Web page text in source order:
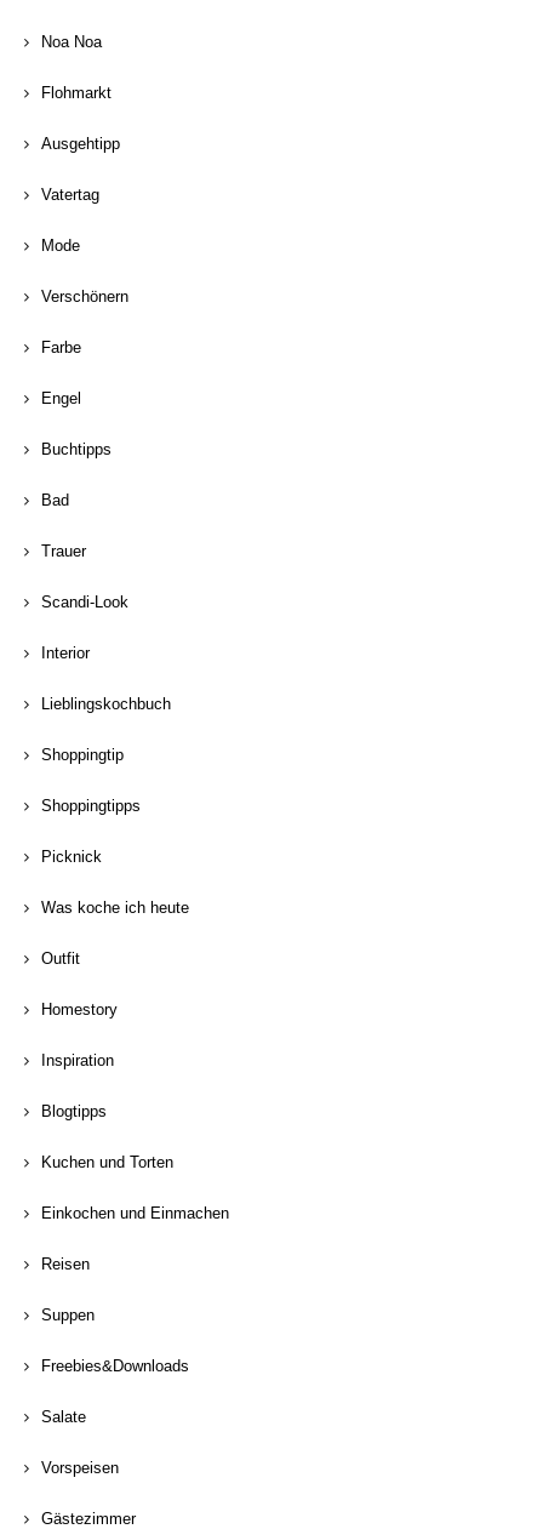
Noa Noa
Flohmarkt
Ausgehtipp
Vatertag
Mode
Verschönern
Farbe
Engel
Buchtipps
Bad
Trauer
Scandi-Look
Interior
Lieblingskochbuch
Shoppingtip
Shoppingtipps
Picknick
Was koche ich heute
Outfit
Homestory
Inspiration
Blogtipps
Kuchen und Torten
Einkochen und Einmachen
Reisen
Suppen
Freebies&Downloads
Salate
Vorspeisen
Gästezimmer